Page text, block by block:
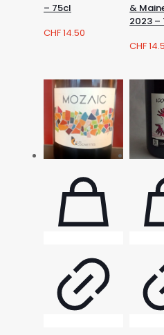
– 75cl
CHF14.50
&
2023 –
CHF